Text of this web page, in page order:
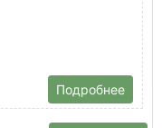
Подробнее